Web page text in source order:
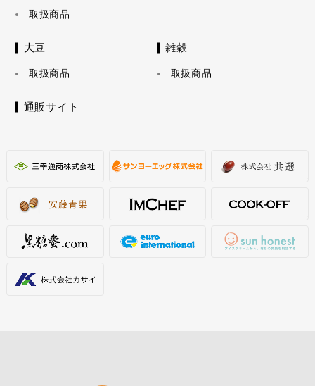
取扱商品
大豆
取扱商品
雑穀
取扱商品
通販サイト